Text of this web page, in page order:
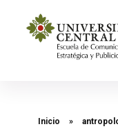
Inicio »